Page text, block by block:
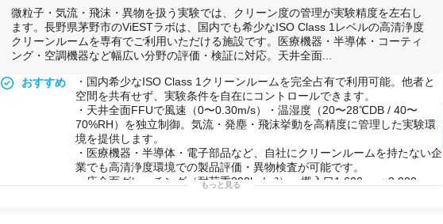
・大企業の研究 員が社内ラボの スペース
不足・装置稼働率の問題で実験が
滞っている際に、都市圏からのアクセスが良い横浜市内の設備充実ラボを
拠点として定期的に利用できる
・食品・素材・化学メーカーが特定化合物の合成経路を 探索 ・最適化
いが社内リソースが限られている場合に、有機合成
談と実験インフラをセットで活用できる
・半導体・電子部品メーカーが接着 剤や UV硬化樹脂などの有
製・評価したい際に、 溶剤を扱えるドラフト環境を安全に利用できる
・大学や公的機関の研究者が自室のスペースを補完するために掛け持ち利
用する場合にも、土曜の利用が可能なため副業・兼務
る
微粒子・気流・飛沫・異物を扱う実験では、クリーン度の管理が実験精度を左右し
ます。長野県茅野市のViESTラボは、国内でも希少なISO Class 1レベルの高清浄度
クリーンルームを専有でご利用いただける施設です。医療機器・半導体・コーティ
ング・空調機器など幅広い分野の評価・検証に対応。天井全面...
おすすめ
・国内希少なISO Class 1クリーンルームを完全占有で利用可能。他者と
空間を共有せず、実験条件を自在にコントロールできます。
・天井全面FFUで風速（0〜0.30m/s）・温湿度（20〜28℃DB / 40〜
70%RH）を独立制御。気流・発塵・飛沫挙動を高精度に管理した実験環
境を提供します。
・医療機器・半導体・電子部品など、自社にクリーンルームを持たない企
業でも高清浄度環境での製品評価・異物検査が可能です。
・床全面グレーチング（耐荷重300kg/m²）・搬入口1,600mm×2,000mm
もっと見る